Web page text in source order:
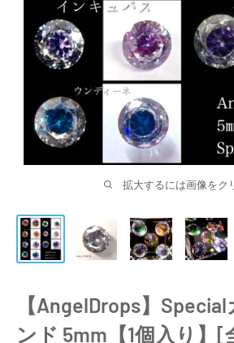
拡大するには画像をク
【AngelDrops】
ンド 5mm【1個入り】[